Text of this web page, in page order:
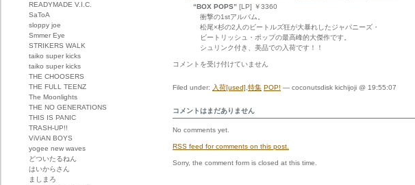
“BOX POPS” [LP] ￥3360
衝撃の1stアルバム。
松尾×杉の2人のビートルズ狂が大暴れしたジャパニーズ・
ビートリッシュ・ポップの最高峰的大傑作です。
シュリンク付き、美品での入荷です！！
シ
特
は
コメントを受け付けていません
Filed under: 入荷[used] 特集 POP! — coconutsdisk kichijoji @ 19:55:07
コメントはまだありません
No comments yet.
RSS feed for comments on this post.
Sorry, the comment form is closed at this time.
READYMADE V.I.C.
SaToA
sloppy joe
Smmer Eye
STRIKERS WALK
taiko super kicks
taiko super kicks
THE CHOOSERS
THE FULL TEENZ
The Moonlights
THE NO GENERATIONS
THIS IS PANIC
TRASH-UP!!
ViViAN BOYS
yogee new waves
どついたるねん
はいからさん
ましまろ